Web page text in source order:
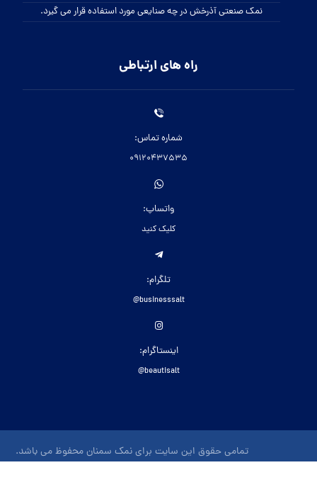
نمک صنعتی آذرخش در چه صنایعی مورد استفاده قرار می گیرد.
راه های ارتباطی
شماره تماس:
09120437535
واتساپ:
کلیک کنید
تلگرام:
businesssalt@
اینستاگرام:
beautisalt@
تمامی حقوق این سایت برای نمک سمنان محفوظ می باشد.